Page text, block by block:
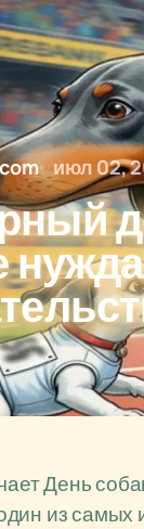
июл 02,
День
из самых